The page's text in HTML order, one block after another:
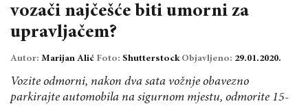
vozači najčešće biti umorni za
upravljačem?
Autor: Marijan Alić Foto: Shutterstock Objavljeno: 29.01.2020.
Vozite odmorni, nakon dva sata vožnje obavezno
parkirajte automobila na sigurnom mjestu, odmorite 15-